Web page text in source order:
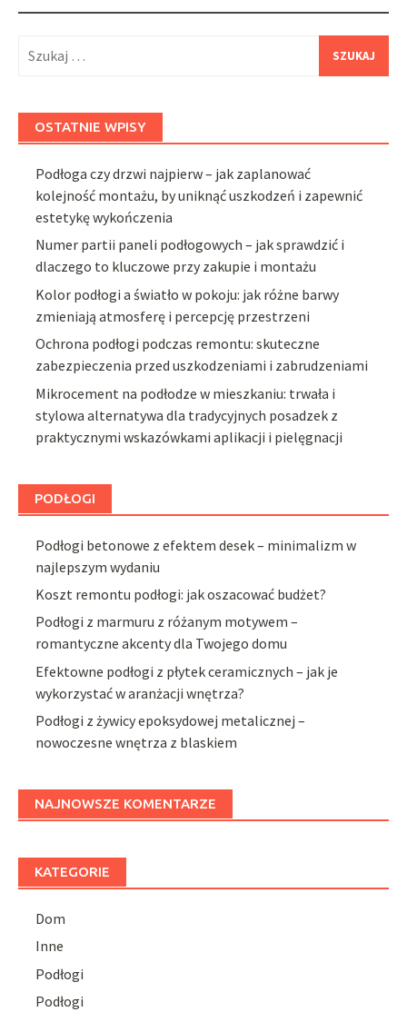
OSTATNIE WPISY
Podłoga czy drzwi najpierw – jak zaplanować
kolejność montażu, by uniknąć uszkodzeń i zapewnić
estetykę wykończenia
Numer partii paneli podłogowych – jak sprawdzić i
dlaczego to kluczowe przy zakupie i montażu
Kolor podłogi a światło w pokoju: jak różne barwy
zmieniają atmosferę i percepcję przestrzeni
Ochrona podłogi podczas remontu: skuteczne
zabezpieczenia przed uszkodzeniami i zabrudzeniami
Mikrocement na podłodze w mieszkaniu: trwała i
stylowa alternatywa dla tradycyjnych posadzek z
praktycznymi wskazówkami aplikacji i pielęgnacji
PODŁOGI
Podłogi betonowe z efektem desek – minimalizm w
najlepszym wydaniu
Koszt remontu podłogi: jak oszacować budżet?
Podłogi z marmuru z różanym motywem –
romantyczne akcenty dla Twojego domu
Efektowne podłogi z płytek ceramicznych – jak je
wykorzystać w aranżacji wnętrza?
Podłogi z żywicy epoksydowej metalicznej –
nowoczesne wnętrza z blaskiem
NAJNOWSZE KOMENTARZE
KATEGORIE
Dom
Inne
Podłogi
Podłogi